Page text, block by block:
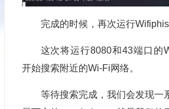
完成的时候，再次运行
这次将运行8080和43端口的
开始搜索附近的Wi-Fi网络。
等待搜索完成，我们会发现一